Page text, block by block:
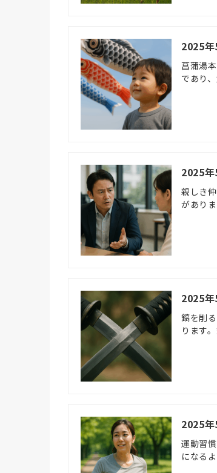
2025
菖蒲湯
であり
2025
親しき
があり
2025
鎬を削
ります
2025
運動習
になる